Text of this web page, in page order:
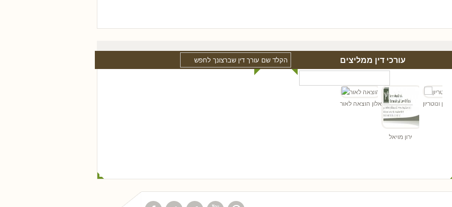
עורכי דין ממליצים
אלון הוצאה לאור
ירון מויאל
דין ונוטריון